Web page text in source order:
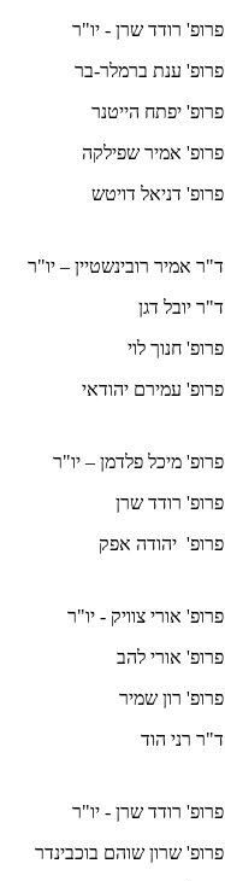
פרופ' רודד שרן - יו"ר
פרופ' ענת ברמלר-בר
פרופ' יפתח הייטנר
פרופ' אמיר שפילקה
פרופ' דניאל דויטש
ד"ר אמיר רובינשטיין – יו"ר
ד"ר יובל דגן
פרופ' חנוך לוי
פרופ' עמירם יהודאי
פרופ' מיכל פלדמן – יו"ר
פרופ' רודד שרן
פרופ' יהודה אפק
פרופ' אורי צוויק - יו"ר
פרופ' אורי להב
פרופ' רון שמיר
ד"ר רני הוד
פרופ' רודד שרן - יו"ר
פרופ' שרון שוהם בוכבינדר